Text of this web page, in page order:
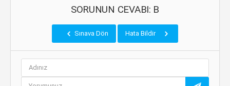
SORUNUN CEVABI: B
Sınava Dön Hata Bildir